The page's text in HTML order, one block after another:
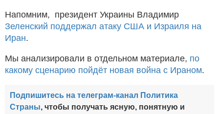
Напомним, президент Украины Владимир
Зеленский поддержал атаку США и Израиля на
Иран.
Мы анализировали в отдельном материале, по
какому сценарию пойдёт новая война с Ираном.
Подпишитесь на телеграм-канал Политика
Страны, чтобы получать ясную, понятную и